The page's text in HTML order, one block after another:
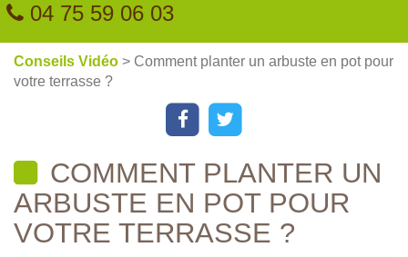
04 75 59 06 03
Conseils Vidéo > Comment planter un arbuste en pot pour
votre terrasse ?
COMMENT PLANTER UN
ARBUSTE EN POT POUR
VOTRE TERRASSE ?